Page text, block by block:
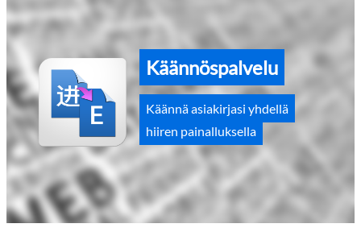
Käännöspalvelu
Käännä asiakirjasi yhdellä
hiiren painalluksella